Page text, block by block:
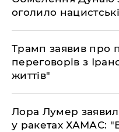
оголило
Трамп заявив про
переговорів з
життів"
Лора Лумер
у ракетах ХАМАС: